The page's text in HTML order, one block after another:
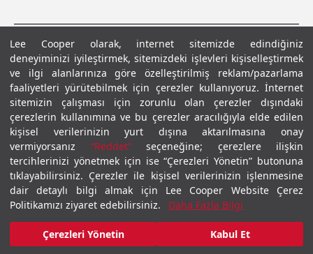
Lee Cooper olarak, internet sitemizde edindiğiniz
deneyiminizi iyileştirmek, sitemizdeki işlevleri kişiselleştirmek
ve ilgi alanlarınıza göre özelleştirilmiş reklam/pazarlama
faaliyetleri yürütebilmek için çerezler kullanıyoruz. İnternet
sitemizin çalışması için zorunlu olan çerezler dışındaki
çerezlerin kullanımına ve bu çerezler aracılığıyla elde edilen
kişisel verilerinizin yurt dışına aktarılmasına onay
vermiyorsanız “Reddet”seçeneğine; çerezlere ilişkin
tercihlerinizi yönetmek için ise “Çerezleri Yönetin” butonuna
tıklayabilirsiniz. Çerezler ile kişisel verilerinizin işlenmesine
dair detaylı bilgi almak için Lee Cooper Website Çerez
Politikamızı ziyaret edebilirsiniz.
Daha Fazla Bilgi
Çerezleri Yönetin Kabul Et
Gizlilik PolitikasıÇerez Politikası KVKK Aydınlatma MetniŞartlar ve Koşullar
© 2026 Leecooper - Tüm Hakları Saklıdır.